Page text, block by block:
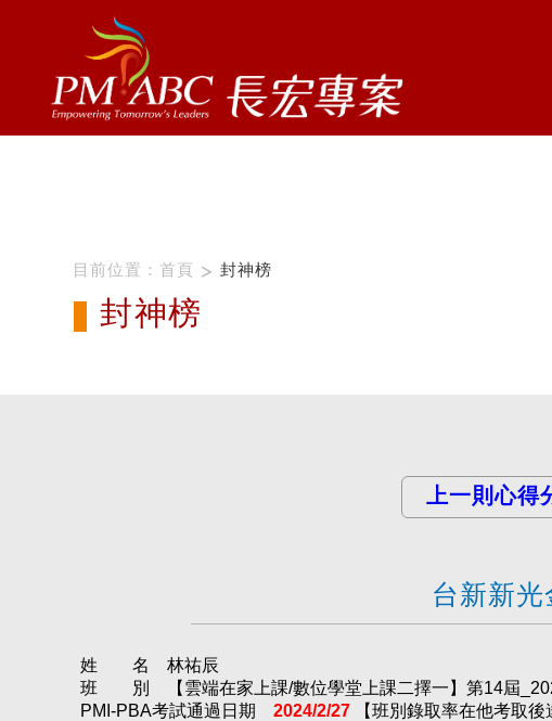
Scategory=10
ProName2=PMI-PBA
目前位置：首頁 封神榜
封神榜
上一則心得
台新新
姓 名 林祐辰
班 別 【雲端在家上課/數位學堂上課二擇一】第14屆
PMI-PBA考試通過日期 2024/2/27 【班別錄取率在他考取後